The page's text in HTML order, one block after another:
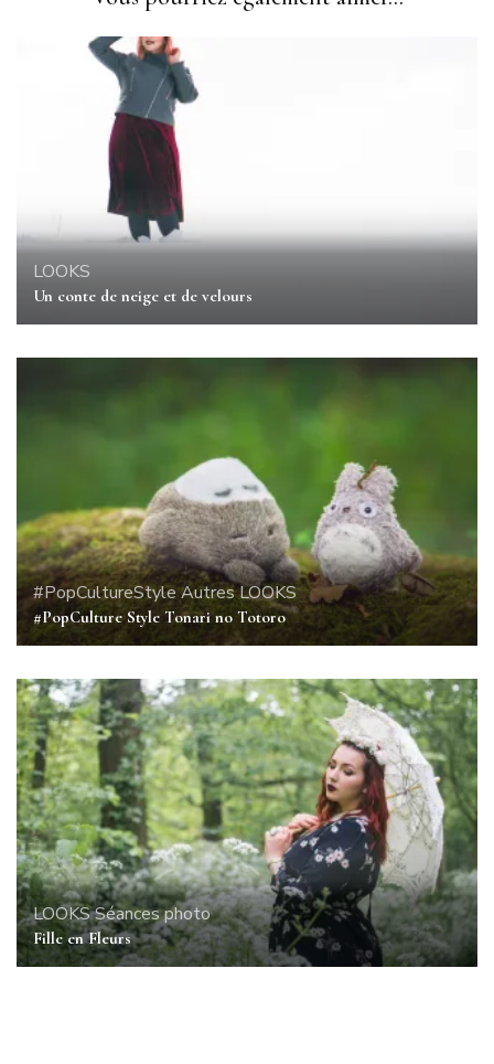
LOOKS
Un conte de neige et de velours
#PopCultureStyle Autres LOOKS
#PopCulture Style Tonari no Totoro
LOOKSSéances photo
Fille en Fleurs